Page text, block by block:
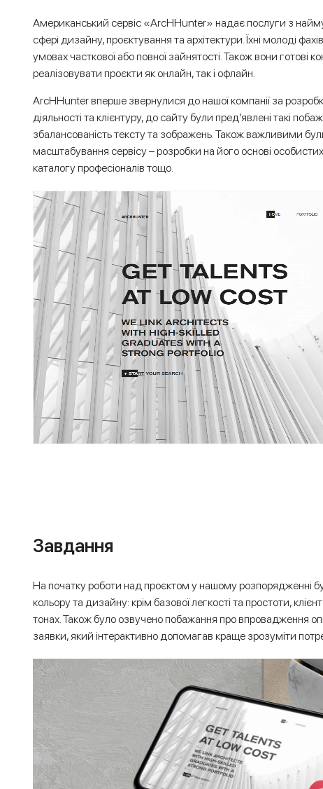
Американський сервіс «ArcHHunter» надає послуги з найму,
сфері дизайну, проєктування та архітектури. Їхні молоді
умовах часткової або повної зайнятості. Також вони готові
реалізовувати проєкти як онлайн, так і офлайн.
ArcHHunter вперше звернулися до нашої компанії за
діяльності та клієнтуру, до сайту були пред’явлені такі
збалансованість тексту та зображень. Також важливими
масштабування сервісу – розробки на його основі особистих
каталогу професіоналів тощо.
Завдання
На початку роботи над проєктом у нашому розпорядженні
кольору та дизайну: крім базової легкості та простоти,
тонах. Також було озвучено побажання про впровадження
заявки, який інтерактивно допомагав краще зрозуміти